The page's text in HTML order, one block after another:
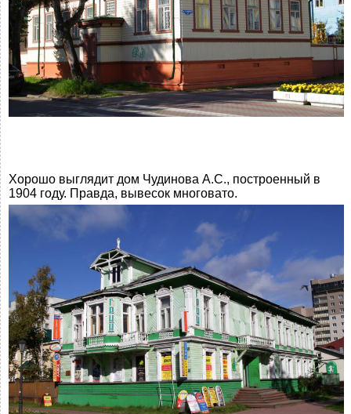
Хорошо выглядит дом Чудинова А.С., построенный в
1904 году. Правда, вывесок многовато.